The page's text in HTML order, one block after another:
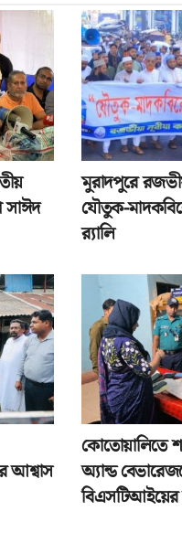
সাঈদ
মুরাদপুরে
যৌতুক-
র‌্যালি
আশ্বাস
কোতোয়ালিতে
অ্যান্ড
বিএসটিআইয়ের